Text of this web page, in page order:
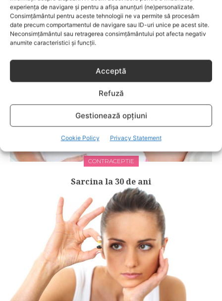
experiența de navigare și pentru a afișa anunțuri (ne)personalizate.
Consimțământul pentru aceste tehnologii ne va permite să procesăm
date precum comportamentul de navigare sau ID-uri unice pe acest site.
Neconsimțământul sau retragerea consimțământului pot afecta negativ
anumite caracteristici și funcții.
Acceptă
Refuză
Gestionează opțiuni
Cookie Policy Privacy Statement
RELATED POSTS
CONTRACEPTIE
Sarcina la 30 de ani